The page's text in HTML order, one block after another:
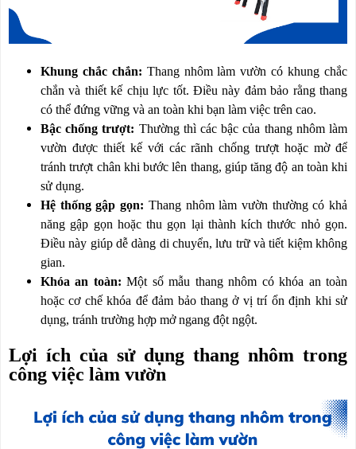
Khung chắc chắn: Thang nhôm làm vườn có khung chắc
chắn và thiết kế chịu lực tốt. Điều này đảm bảo rằng thang
có thể đứng vững và an toàn khi bạn làm việc trên cao.
Bậc chống trượt: Thường thì các bậc của thang nhôm làm
vườn được thiết kế với các rãnh chống trượt hoặc mờ để
tránh trượt chân khi bước lên thang, giúp tăng độ an toàn khi
sử dụng.
Hệ thống gập gọn: Thang nhôm làm vườn thường có khả
năng gập gọn hoặc thu gọn lại thành kích thước nhỏ gọn.
Điều này giúp dễ dàng di chuyển, lưu trữ và tiết kiệm không
gian.
Khóa an toàn: Một số mẫu thang nhôm có khóa an toàn
hoặc cơ chế khóa để đảm bảo thang ở vị trí ổn định khi sử
dụng, tránh trường hợp mở ngang đột ngột.
Lợi ích của sử dụng thang nhôm trong
công việc làm vườn